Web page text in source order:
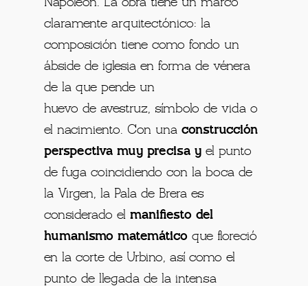
Napoleón. La obra tiene un marco
claramente arquitectónico: la
composición tiene como fondo un
ábside de iglesia en forma de vénera
de la que pende un
huevo de avestruz, símbolo de vida o
el nacimiento. Con unaconstrucción
perspectiva muy precisa y el punto
de fuga coincidiendo con la boca de
la Virgen, la Pala de Brera es
considerado elmanifiesto del
humanismo matemático que floreció
en la corte de Urbino, así como el
punto de llegada de la intensa